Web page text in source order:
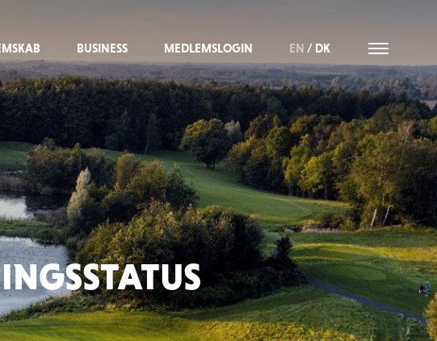
BUSINESS MEDLEMSLOGIN EN / DK